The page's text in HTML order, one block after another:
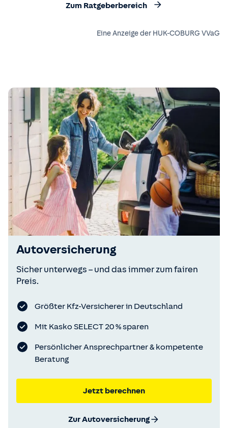
Zum Ratgeberbereich
Eine Anzeige der HUK-COBURG VVaG
Autoversicherung
Sicher unterwegs – und das immer zum fairen
Preis.
Größter Kfz-Versicherer in Deutschland
Mit Kasko SELECT 20 % sparen
Persönlicher Ansprechpartner & kompetente
Beratung
Jetzt berechnen
Zur Autoversicherung